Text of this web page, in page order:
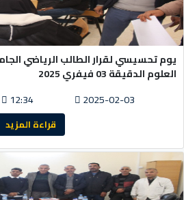
يوم تحسيسي لقرار الطالب الرياضي
العلوم الدقيقة 03 فيفري 2025
2025-02-03
12:34
قراءة المزيد